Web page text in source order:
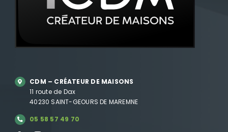
CDM – CRÉATEUR DE MAISONS
11 route de Dax
40230 SAINT-GEOURS DE MAREMNE
05 58 57 49 70